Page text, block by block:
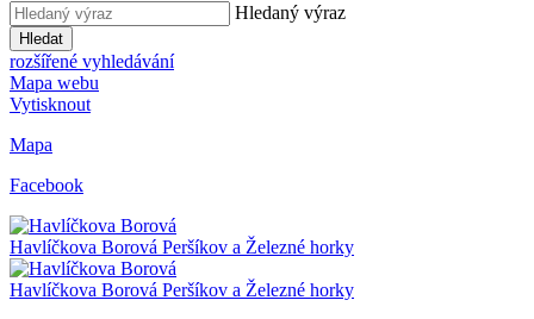
Hledaný výraz
Hledat
rozšířené vyhledávání
Mapa webu
Vytisknout
Mapa
Facebook
Havlíčkova Borová Peršíkov a Železné horky
Havlíčkova Borová Peršíkov a Železné horky